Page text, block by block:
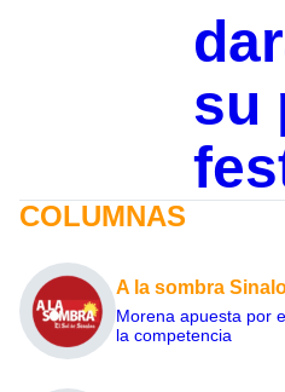
su
COLUMNAS
A la sombra
Morena apuesta por
la competencia